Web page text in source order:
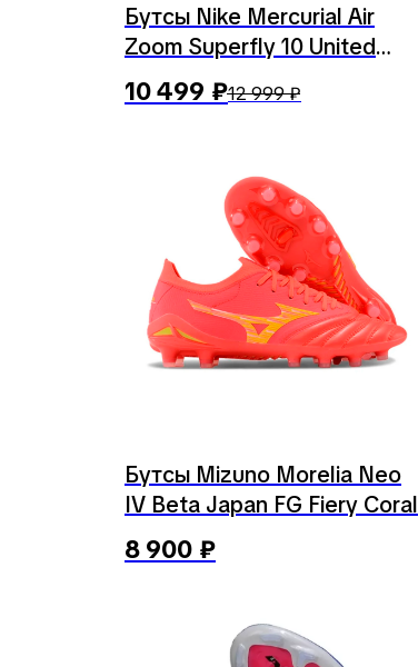
Бутсы Nike Mercurial Air
Zoom Superfly 10 United
Pack
10 499 ₽12 999₽
Бутсы Mizuno Morelia Neo
IV Beta Japan FG Fiery Coral
8 900 ₽